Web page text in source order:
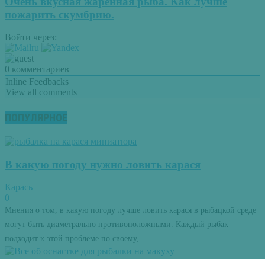
пожарить скумбрию.
Войти через:
0 комментариев
Inline Feedbacks
View all comments
ПОПУЛЯРНОЕ
В какую погоду нужно ловить карася
Карась
0
Мнения о том, в какую погоду лучше ловить карася в рыбацкой среде
могут быть диаметрально противоположными. Каждый рыбак
подходит к этой проблеме по своему,...